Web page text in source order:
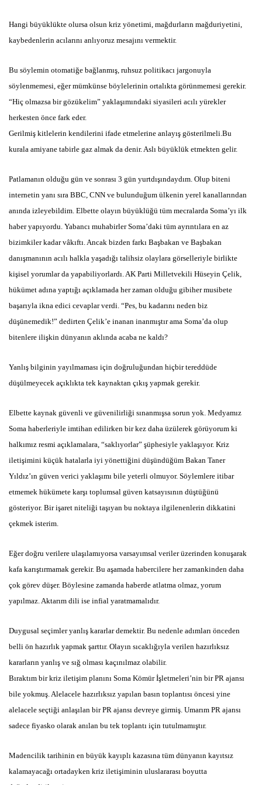
Hangi büyüklükte olursa olsun kriz yönetimi, mağdurların mağduriyetini,
kaybedenlerin acılarını anlıyoruz mesajını vermektir.
Bu söylemin otomatiğe bağlanmış, ruhsuz politikacı jargonuyla
söylenmemesi, eğer mümkünse böylelerinin ortalıkta görünmemesi gerekir.
“Hiç olmazsa bir gözükelim” yaklaşımındaki siyasileri acılı yürekler
herkesten önce fark eder.
Gerilmiş kitlelerin kendilerini ifade etmelerine anlayış gösterilmeli.Bu
kurala amiyane tabirle gaz almak da denir. Aslı büyüklük etmekten gelir.
Patlamanın olduğu gün ve sonrası 3 gün yurtdışındaydım. Olup biteni
internetin yanı sıra BBC, CNN ve bulunduğum ülkenin yerel kanallarından
anında izleyebildim. Elbette olayın büyüklüğü tüm mecralarda Soma’yı ilk
haber yapıyordu. Yabancı muhabirler Soma’daki tüm ayrıntılara en az
bizimkiler kadar vâkıftı. Ancak bizden farkı Başbakan ve Başbakan
danışmanının acılı halkla yaşadığı talihsiz olaylara görselleriyle birlikte
kişisel yorumlar da yapabiliyorlardı. AK Parti Milletvekili Hüseyin Çelik,
hükümet adına yaptığı açıklamada her zaman olduğu gibiher musibete
başarıyla ikna edici cevaplar verdi. “Pes, bu kadarını neden biz
düşünemedik!” dedirten Çelik’e inanan inanmıştır ama Soma’da olup
bitenlere ilişkin dünyanın aklında acaba ne kaldı?
Yanlış bilginin yayılmaması için doğruluğundan hiçbir tereddüde
düşülmeyecek açıklıkta tek kaynaktan çıkış yapmak gerekir.
Elbette kaynak güvenli ve güvenilirliği sınanmışsa sorun yok. Medyamız
Soma haberleriyle imtihan edilirken bir kez daha üzülerek görüyorum ki
halkımız resmi açıklamalara, “saklıyorlar” şüphesiyle yaklaşıyor. Kriz
iletişimini küçük hatalarla iyi yönettiğini düşündüğüm Bakan Taner
Yıldız’ın güven verici yaklaşımı bile yeterli olmuyor. Söylemlere itibar
etmemek hükümete karşı toplumsal güven katsayısının düştüğünü
gösteriyor. Bir işaret niteliği taşıyan bu noktaya ilgilenenlerin dikkatini
çekmek isterim.
Eğer doğru verilere ulaşılamıyorsa varsayımsal veriler üzerinden konuşarak
kafa karıştırmamak gerekir. Bu aşamada habercilere her zamankinden daha
çok görev düşer. Böylesine zamanda haberde atlatma olmaz, yorum
yapılmaz. Aktarım dili ise infial yaratmamalıdır.
Duygusal seçimler yanlış kararlar demektir. Bu nedenle adımları önceden
belli ön hazırlık yapmak şarttır. Olayın sıcaklığıyla verilen hazırlıksız
kararların yanlış ve sığ olması kaçınılmaz olabilir.
Bıraktım bir kriz iletişim planını Soma Kömür İşletmeleri’nin bir PR ajansı
bile yokmuş. Alelacele hazırlıksız yapılan basın toplantısı öncesi yine
alelacele seçtiği anlaşılan bir PR ajansı devreye girmiş. Umarım PR ajansı
sadece fiyasko olarak anılan bu tek toplantı için tutulmamıştır.
Madencilik tarihinin en büyük kayıplı kazasına tüm dünyanın kayıtsız
kalamayacağı ortadayken kriz iletişiminin uluslararası boyutta